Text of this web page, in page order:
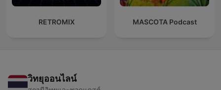
RETROMIX MASCOTA Podcast
วิทยุออนไลน์